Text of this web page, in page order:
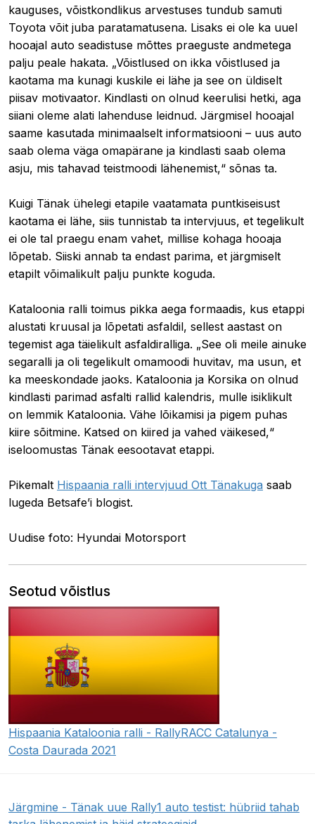
kauguses, võistkondlikus arvestuses tundub samuti
Toyota võit juba paratamatusena. Lisaks ei ole ka uuel
hooajal auto seadistuse mõttes praeguste andmetega
palju peale hakata. „Võistlused on ikka võistlused ja
kaotama ma kunagi kuskile ei lähe ja see on üldiselt
piisav motivaator. Kindlasti on olnud keerulisi hetki, aga
siiani oleme alati lahenduse leidnud. Järgmisel hooajal
saame kasutada minimaalselt informatsiooni – uus auto
saab olema väga omapärane ja kindlasti saab olema
asju, mis tahavad teistmoodi lähenemist,“ sõnas ta.
Kuigi Tänak ühelegi etapile vaatamata puntkiseisust
kaotama ei lähe, siis tunnistab ta intervjuus, et tegelikult
ei ole tal praegu enam vahet, millise kohaga hooaja
lõpetab. Siiski annab ta endast parima, et järgmiselt
etapilt võimalikult palju punkte koguda.
Kataloonia ralli toimus pikka aega formaadis, kus etappi
alustati kruusal ja lõpetati asfaldil, sellest aastast on
tegemist aga täielikult asfaldiralliga. „See oli meile ainuke
segaralli ja oli tegelikult omamoodi huvitav, ma usun, et
ka meeskondade jaoks. Kataloonia ja Korsika on olnud
kindlasti parimad asfalti rallid kalendris, mulle isiklikult
on lemmik Kataloonia. Vähe lõikamisi ja pigem puhas
kiire sõitmine. Katsed on kiired ja vahed väikesed,“
iseloomustas Tänak eesootavat etappi.
Pikemalt Hispaania ralli intervjuud Ott Tänakuga saab
lugeda Betsafe’i blogist.
Uudise foto: Hyundai Motorsport
Seotud võistlus
Hispaania Kataloonia ralli - RallyRACC Catalunya -
Costa Daurada 2021
Järgmine - Tänak uue Rally1 auto testist: hübriid tahab